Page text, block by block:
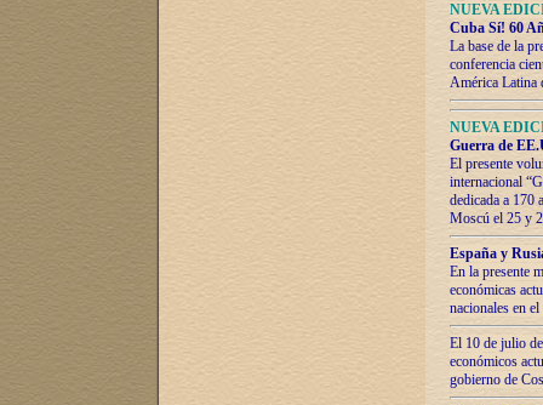
NUEVA
Cuba Sí! 60
La base de la
conferencia
América Latina
NUEVA
Guerra de
El presente
internacional
dedicada a 170
Moscú el 25 y
España y
En la presente
económicas
nacionales en
El 10 de julio
económicos
gobierno de